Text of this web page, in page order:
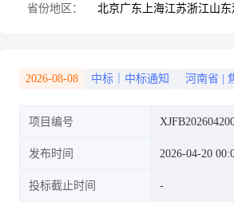
省份地区： 北京广东 上海江苏浙江山东
2026-08-08 中标｜中标通知 河南省
项目编号
发布时间 2026-04-20
投标截止时间